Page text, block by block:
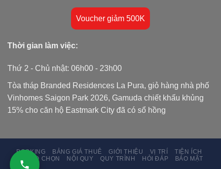
Voucher giảm 500K
Thời gian làm việc:
Thứ 2 - Chủ nhật: 06h00 - 23h00
Tòa tháp Branded Residences La Pura, giỏ hàng nhà phố
Vinhomes Saigon Park 2026, Gamuda chiết khấu khủng
15% cho căn hộ Eastmark City đã có sổ hồng
BOOKING BẢNG GIÁ THUÊ GIỚI THIỆU VỊ TRÍ
TIỆN ÍCH
LÝ DO CHỌN
NỘI QUY QUY TRÌNH HỎI ĐÁP BẢO MẬT